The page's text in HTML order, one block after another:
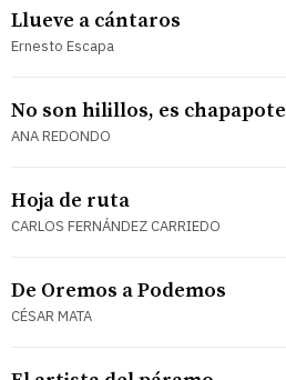
Llueve a cántaros
Ernesto Escapa
No son hilillos, es chapapote
ANA REDONDO
Hoja de ruta
CARLOS FERNÁNDEZ CARRIEDO
De Oremos a Podemos
CÉSAR MATA